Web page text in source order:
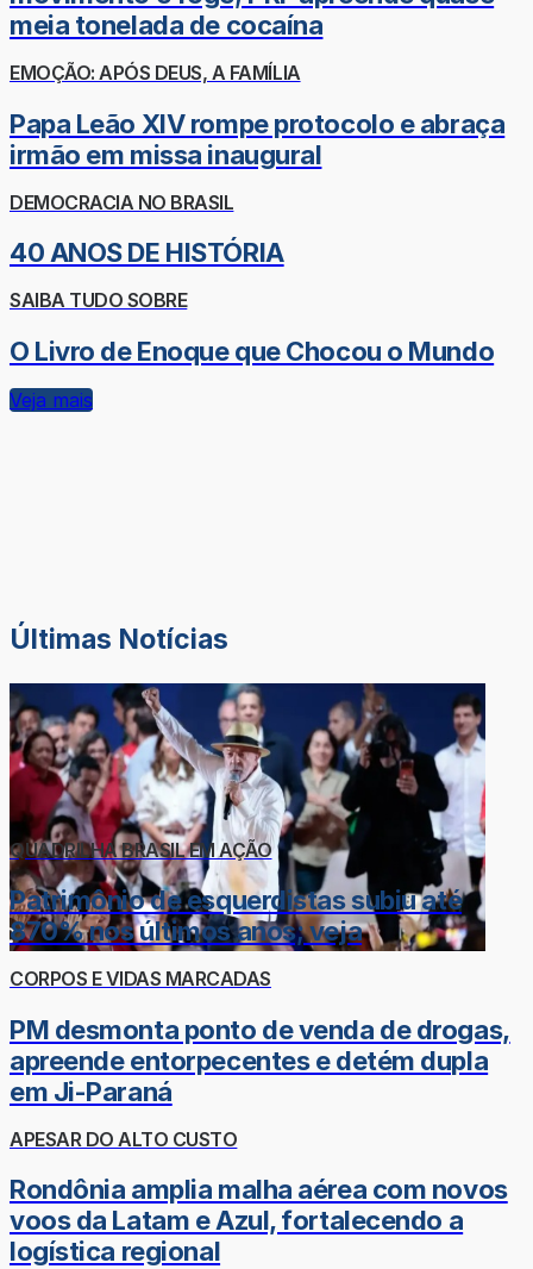
meia tonelada de cocaína
EMOÇÃO: APÓS DEUS, A FAMÍLIA
Papa Leão XIV rompe protocolo e abraça
irmão em missa inaugural
DEMOCRACIA NO BRASIL
40 ANOS DE HISTÓRIA
SAIBA TUDO SOBRE
O Livro de Enoque que Chocou o Mundo
Veja mais
Últimas Notícias
QUADRILHA BRASIL EM AÇÃO
Patrimônio de esquerdistas subiu até
870% nos últimos anos; veja
CORPOS E VIDAS MARCADAS
PM desmonta ponto de venda de drogas,
apreende entorpecentes e detém dupla
em Ji-Paraná
APESAR DO ALTO CUSTO
Rondônia amplia malha aérea com novos
voos da Latam e Azul, fortalecendo a
logística regional